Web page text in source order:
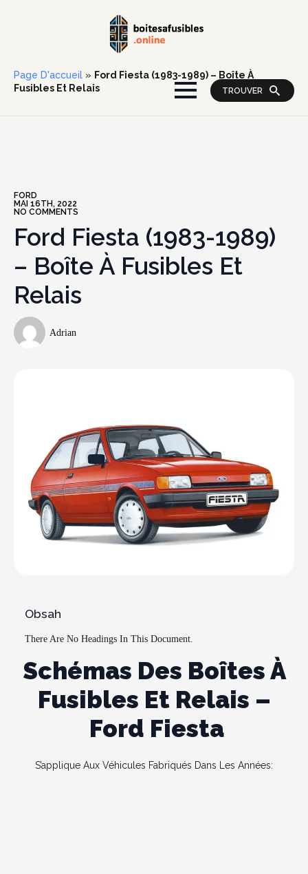
TROUVER
Page D'accueil » Ford Fiesta (1983-1989) – Boîte À
Fusibles Et Relais
FORD
MAI 16TH, 2022
NO COMMENTS
Ford Fiesta (1983-1989)
– Boîte À Fusibles Et
Relais
Adrian
Obsah
There Are No Headings In This Document.
Schémas Des Boîtes À
Fusibles Et Relais –
Ford Fiesta
S’applique Aux Véhicules Fabriqués Dans Les Années: